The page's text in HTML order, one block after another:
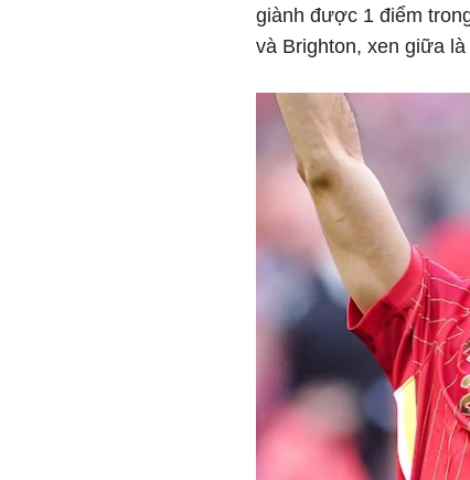
giành được 1 điểm
và Brighton, xen giữa